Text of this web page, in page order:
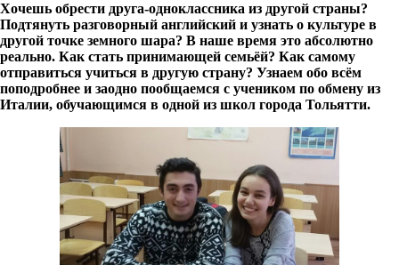
Хочешь обрести друга-одноклассника из другой страны?
Подтянуть разговорный английский и узнать о культуре в
другой точке земного шара? В наше время это абсолютно
реально. Как стать принимающей семьёй? Как самому
отправиться учиться в другую страну? Узнаем обо всём
поподробнее и заодно пообщаемся с учеником по обмену из
Италии, обучающимся в одной из школ города Тольятти.